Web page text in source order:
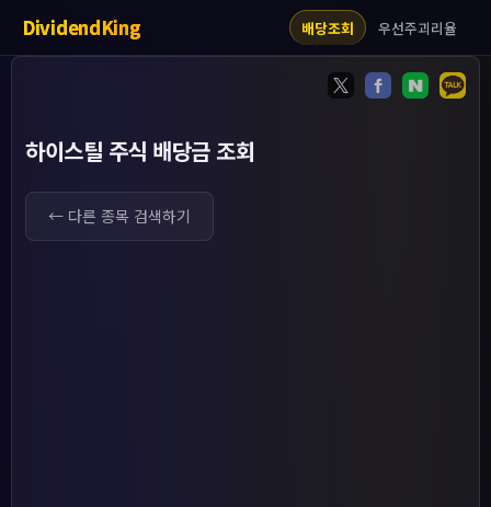
DividendKing 배당조회 우선주괴리율
하이스틸 주식 배당금 조회
← 다른 종목 검색하기